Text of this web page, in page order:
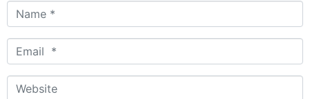
Name
*
Email
*
Website